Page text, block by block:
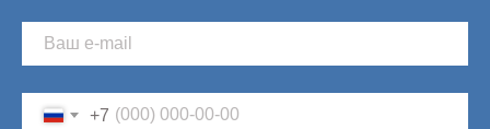
+7